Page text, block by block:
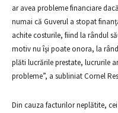
ar avea probleme financiare
numai că Guverul a stopat
achite costurile, fiind la rândul
motiv nu îşi poate onora, la
plăti lucrările prestate, lucrurile
probleme”, a subliniat Cornel
Din cauza facturilor neplătite,